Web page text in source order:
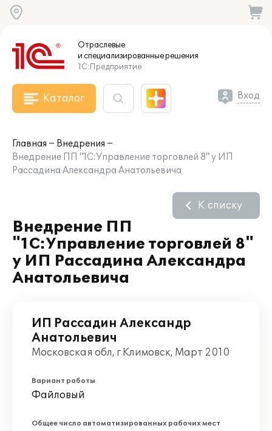
Отраслевые
и специализированныерешения
1С:Предприятие
Каталог Вход
Главная
Внедрения
Внедрение ПП "1С:Управление торговлей 8" у ИП
Рассадина Александра Анатольевича
Внедрение ПП
"1С:Управление торговлей 8"
у ИП Рассадина Александра
Анатольевича
К списку
ИП Рассадин Александр
Анатольевич
Московская обл, г Климовск, Март 2010
Вариант работы
Файловый
Общее число автоматизированных рабочих мест